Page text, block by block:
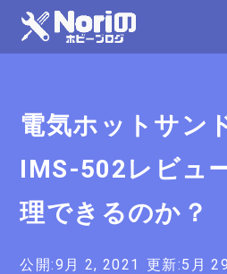
電気ホットサン
IMS-502レビュ
理できるのか？
公開:9月 2, 2021 更新:5月